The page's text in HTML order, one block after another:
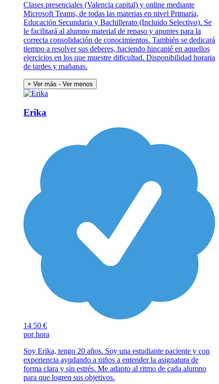
Clases presenciales (Valencia capital) y online mediante
Microsoft Teams, de todas las materias en nivel Primaria,
Educación Secundaria y Bachillerato (Incluido Selectivo). Se
le facilitará al alumno material de repaso y apuntes para la
correcta consolidación de conocimientos. También se dedicará
tiempo a resolver sus deberes, haciendo hincapié en aquellos
ejercicios en los que muestre dificultad. Disponibilidad horaria
de tardes y mañanas.
+ Ver más - Ver menos
Erika
14 50 €
por hora
Soy Erika, tengo 20 años. Soy una estudiante paciente y con
experiencia ayudando a niños a entender la asignatura de
forma clara y sin estrés. Me adapto al ritmo de cada alumno
para que logren sus objetivos.